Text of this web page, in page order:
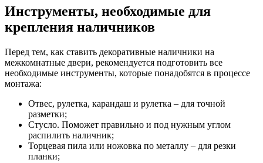
Инструменты, необходимые для
крепления наличников
Перед тем, как ставить декоративные наличники на
межкомнатные двери, рекомендуется подготовить все
необходимые инструменты, которые понадобятся в процессе
монтажа:
Отвес, рулетка, карандаш и рулетка – для точной
разметки;
Стусло. Поможет правильно и под нужным углом
распилить наличник;
Торцевая пила или ножовка по металлу – для резки
планки;